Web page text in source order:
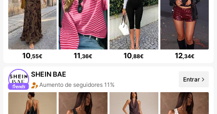
10,55€ 11,36€ 10,88€ 12,34€
SHEIN BAE
Aumento de seguidores 11%
Entrar